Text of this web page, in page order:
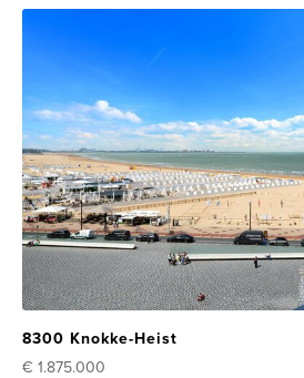
8300 Knokke-Heist
€ 1.875.000